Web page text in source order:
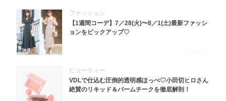
ファッション
【1週間コーデ】7／28(火)〜8／1(土)最新ファッシ
ョンをピックアップ♡
ビューティー
VDLで仕込む圧倒的透明感ほっぺ♡小田切ヒロさん
絶賛のリキッド＆バームチークを徹底解剖！